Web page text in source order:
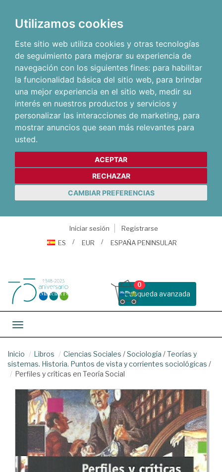
Utilizamos cookies
Este sitio web utiliza cookies y otras tecnologías
de seguimiento para mejorar su experiencia de
navegación con los siguientes fines: para habilitar
la funcionalidad básica del sitio web, para brindar
una mejor experiencia en el sitio web, medir su
interés en nuestros productos y servicios y
personalizar las interacciones de marketing, para
mostrar anuncios que sean más relevantes para
usted.
ACEPTAR
RECHAZAR
CAMBIAR PREFERENCIAS
Iniciar sesión
Registrarse
ES
EUR ESPAÑA PENINSULAR
Busqueda avanzada
0
Toggle navigation
Inicio Libros Ciencias Sociales /Sociología /Teorías y
sistemas. Historia. Puntos de vista y corrientes sociológicas /
Perfiles y críticas en Teoría Social